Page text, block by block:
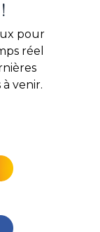
pour
réel
venir.